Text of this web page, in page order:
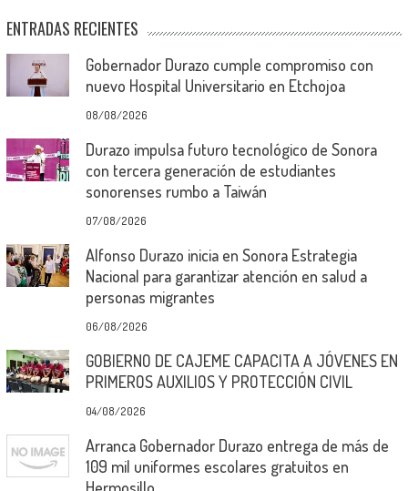
ENTRADAS RECIENTES
Gobernador Durazo cumple compromiso con
nuevo Hospital Universitario en Etchojoa
08/08/2026
Durazo impulsa futuro tecnológico de Sonora
con tercera generación de estudiantes
sonorenses rumbo a Taiwán
07/08/2026
Alfonso Durazo inicia en Sonora Estrategia
Nacional para garantizar atención en salud a
personas migrantes
06/08/2026
GOBIERNO DE CAJEME CAPACITA A JÓVENES EN
PRIMEROS AUXILIOS Y PROTECCIÓN CIVIL
04/08/2026
Arranca Gobernador Durazo entrega de más de
109 mil uniformes escolares gratuitos en